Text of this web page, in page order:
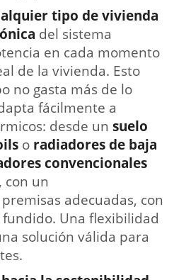
tipo de vivienda
del sistema
en cada momento
de la vivienda. Esto
no gasta más de lo
fácilmente a
desde un suelo
o radiadores de baja
convencionales
con un
adecuadas, con
Una flexibilidad
solución válida para